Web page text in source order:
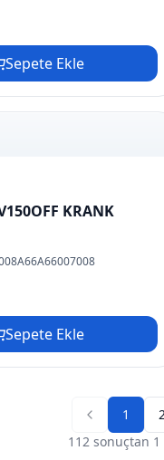
Sepete Ekle
KRANK
Sepete Ekle
Previous
1 2
112 sonuçtan 1